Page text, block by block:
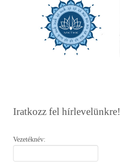
Iratkozz fel hírlevelünkre!
Vezetéknév: